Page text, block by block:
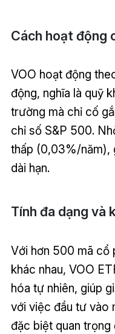
Cách hoạt động
VOO hoạt động
động, nghĩa là quỹ
trường mà chỉ cố
chỉ số S&P 500.
thấp (0,03%/năm),
dài hạn.
Tính đa dạng và
Với hơn 500 mã cổ
khác nhau, VOO
hóa tự nhiên, giúp
với việc đầu tư vào
đặc biệt quan